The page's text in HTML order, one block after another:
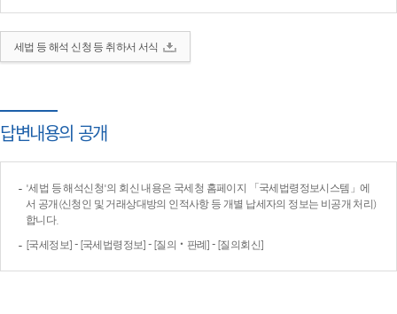
세법 등 해석 신청 등 취하서 서식
답변내용의 공개
'세법 등 해석신청'의 회신 내용은 국세청 홈페이지 「국세법령정보시스템」에
서 공개(신청인 및 거래상대방의 인적사항 등 개별 납세자의 정보는 비공개 처리)
합니다.
[국세정보] - [국세법령정보] - [질의‧판례] - [질의회신]